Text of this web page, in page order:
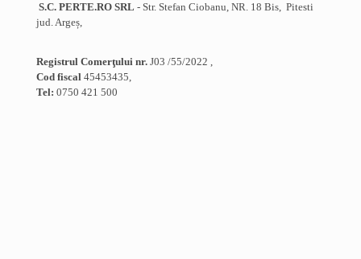
S.C. PERTE.RO SRL - Str. Stefan Ciobanu, NR. 18 Bis, Pitesti
jud. Argeș,
Registrul Comerţului nr. J03 /55/2022 ,
Cod fiscal 45453435,
Tel: 0750 421 500